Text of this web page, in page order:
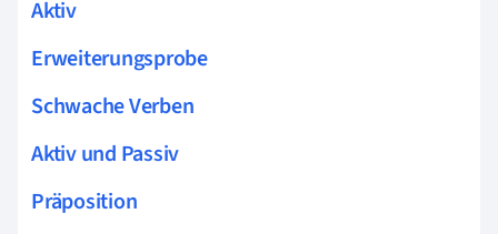
Aktiv
Erweiterungsprobe
Schwache Verben
Aktiv und Passiv
Präposition